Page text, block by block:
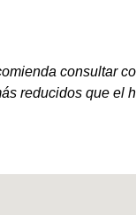
consultar
reducidos que el